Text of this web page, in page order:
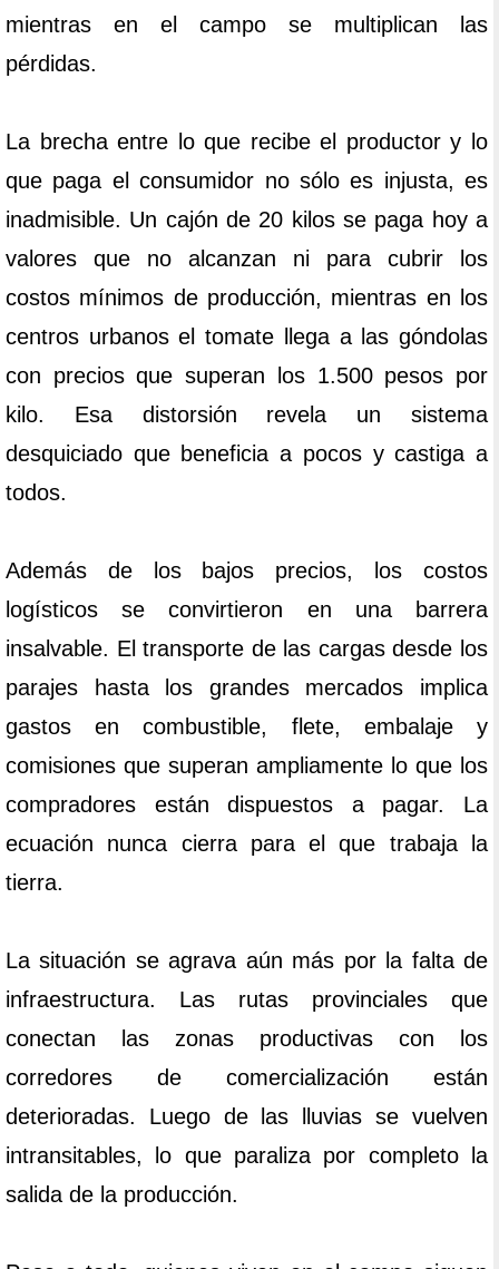
mientras en el campo se multiplican las
pérdidas.
La brecha entre lo que recibe el productor y lo
que paga el consumidor no sólo es injusta, es
inadmisible. Un cajón de 20 kilos se paga hoy a
valores que no alcanzan ni para cubrir los
costos mínimos de producción, mientras en los
centros urbanos el tomate llega a las góndolas
con precios que superan los 1.500 pesos por
kilo. Esa distorsión revela un sistema
desquiciado que beneficia a pocos y castiga a
todos.
Además de los bajos precios, los costos
logísticos se convirtieron en una barrera
insalvable. El transporte de las cargas desde los
parajes hasta los grandes mercados implica
gastos en combustible, flete, embalaje y
comisiones que superan ampliamente lo que los
compradores están dispuestos a pagar. La
ecuación nunca cierra para el que trabaja la
tierra.
La situación se agrava aún más por la falta de
infraestructura. Las rutas provinciales que
conectan las zonas productivas con los
corredores de comercialización están
deterioradas. Luego de las lluvias se vuelven
intransitables, lo que paraliza por completo la
salida de la producción.